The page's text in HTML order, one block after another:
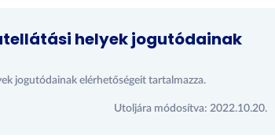
helyek jogutódainak
jogutódainak elérhetőségeit tartalmazza.
Utoljára módosítva: 2022.10.20.